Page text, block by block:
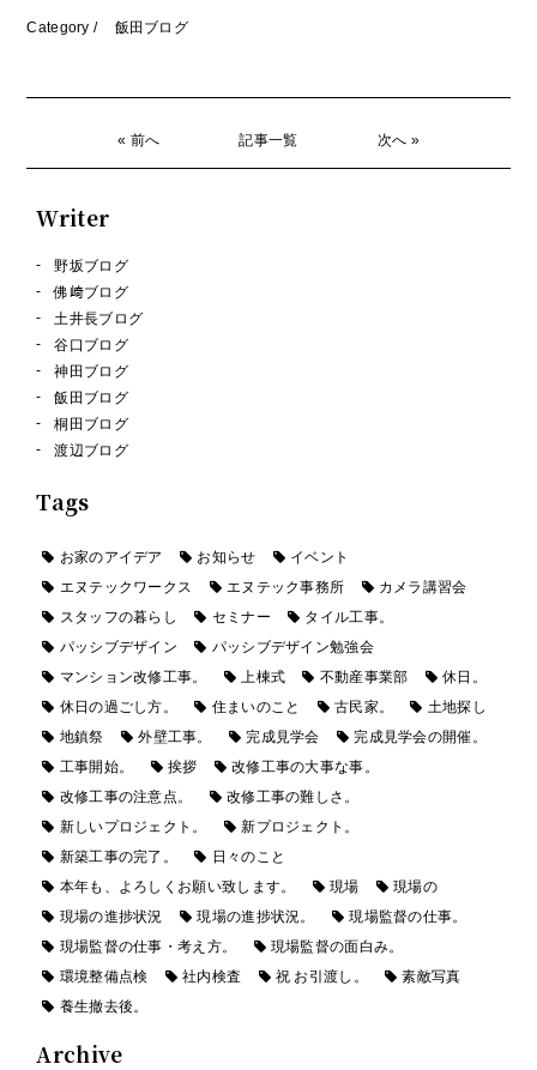
Category / 飯田ブログ
« 前へ 記事一覧 次へ »
Writer
野坂ブログ
佛﨑ブログ
土井長ブログ
谷口ブログ
神田ブログ
飯田ブログ
桐田ブログ
渡辺ブログ
Tags
お家のアイデア お知らせ
イベント
エヌテックワークス
エヌテック事務所
カメラ講習会
スタッフの暮らし
セミナー
タイル工事。
パッシブデザイン
パッシブデザイン勉強会
マンション改修工事。
上棟式 不動産事業部
休日。
休日の過ごし方。
住まいのこと 古民家。
土地探し
地鎮祭
外壁工事。 完成見学会
完成見学会の開催。
工事開始。
挨拶
改修工事の大事な事。
改修工事の注意点。
改修工事の難しさ。
新しいプロジェクト。
新プロジェクト。
新築工事の完了。
日々のこと
本年も、よろしくお願い致します。
現場
現場の
現場の進捗状況
現場の進捗状況。
現場監督の仕事。
現場監督の仕事・考え方。
現場監督の面白み。
環境整備点検
社内検査 祝 お引渡し。
素敵写真
養生撤去後。
Archive